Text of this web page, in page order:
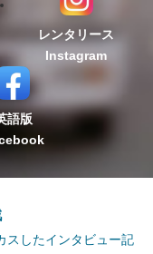
レンタリース
Instagram
語版
スしたインタビュー記